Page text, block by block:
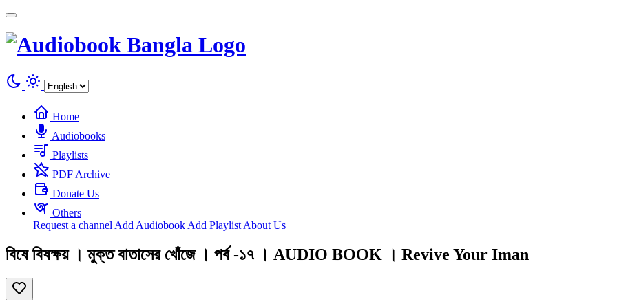
Home
Audiobooks
Playlists
PDF Archive
Donate Us
Others
Request a channel Add Audiobook Add Playlist About Us
বিষে বিষক্ষয় । মুক্ত বাতাসের খোঁজে । পর্ব -১৭ । AUDIO BOOK । Revive Your Iman